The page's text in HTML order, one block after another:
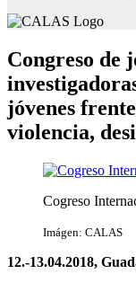
Congreso de
jóvenes
violencia,
Cogreso
Imágen: CALAS
12.-13.04.2018,